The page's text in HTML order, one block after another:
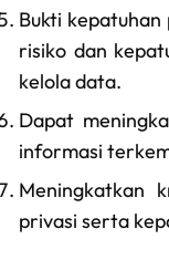
Bukti
risiko dan
kelola data.
Dapat
informasi
Meningkatkan
privasi serta